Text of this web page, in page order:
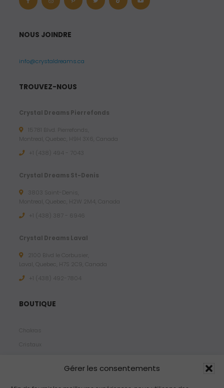
Gérer les consentements
NOUS JOINDRE
info@crystaldreams.ca
TROUVEZ-NOUS
Crystal Dreams Pierrefonds
15781 Blvd. Pierrefonds,
Montreal, Quebec, H9H 3X6, Canada
+1 (438) 494 - 7043
Crystal Dreams St-Denis
3803 Saint-Denis,
Montreal, Quebec, H2W 2M4, Canada
+1 (438) 387 - 6946
Crystal Dreams Laval
2100 Blvd le Corbusier,
Laval, Quebec, H7S 2C9, Canada
+1 ‪(438) 492-7804‬
BOUTIQUE
Chakras
Cristaux